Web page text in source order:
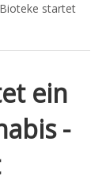
startet
ein
-